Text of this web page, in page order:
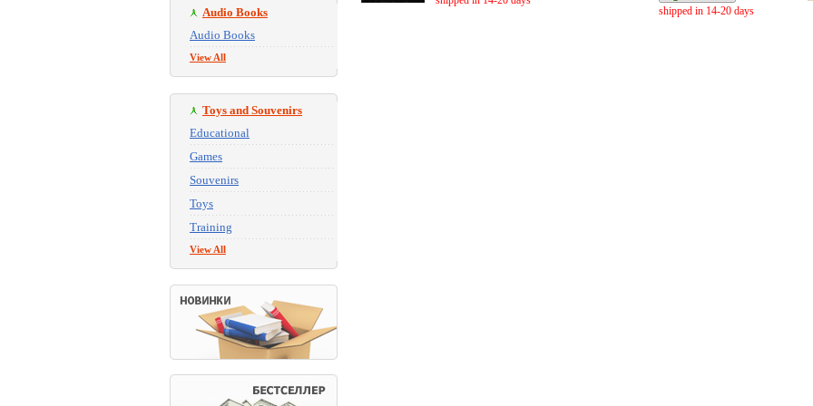
Audio Books
Audio Books
View All
Toys and Souvenirs
Educational
Games
Souvenirs
Toys
Training
View All
shipped in 14-20 days